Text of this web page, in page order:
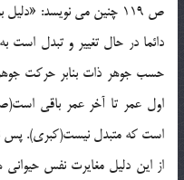
ص 119 چنين مي نويسد:
دائما در حال تغيير و تبدل
حسب جوهر ذات بنابر حركت
اول عمر تا آخر عمر باقي
است كه متبدل نيست(كبري). پس
از اين دليل مغايرت نفس